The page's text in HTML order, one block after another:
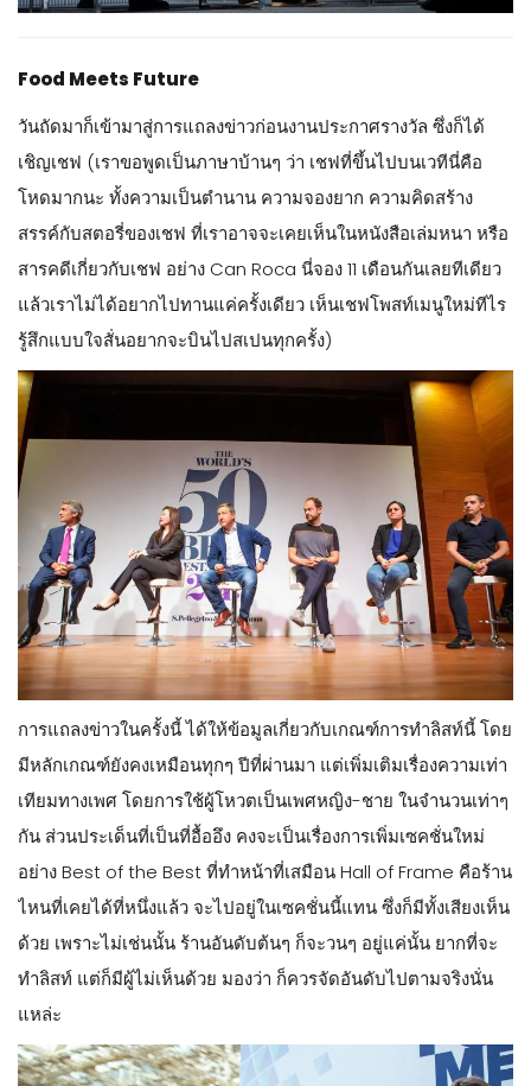
Food Meets Future
วันถัดมาก็เข้ามาสู่การแถลงข่าวก่อนงานประกาศรางวัล ซึ่งก็ได้
เชิญเชฟ (เราขอพูดเป็นภาษาบ้านๆ ว่า เชฟที่ขึ้นไปบนเวทีนี่คือ
โหดมากนะ ทั้งความเป็นตำนาน ความจองยาก ความคิดสร้าง
สรรค์กับสตอรี่ของเชฟ ที่เราอาจจะเคยเห็นในหนังสือเล่มหนา หรือ
สารคดีเกี่ยวกับเชฟ อย่าง Can Roca นี่จอง 11 เดือนกันเลยทีเดียว
แล้วเราไม่ได้อยากไปทานแค่ครั้งเดียว เห็นเชฟโพสท์เมนูใหม่ทีไร
รู้สึกแบบใจสั่นอยากจะบินไปสเปนทุกครั้ง)
การแถลงข่าวในครั้งนี้ ได้ให้ข้อมูลเกี่ยวกับเกณฑ์การทำลิสท์นี้ โดย
มีหลักเกณฑ์ยังคงเหมือนทุกๆ ปีที่ผ่านมา แต่เพิ่มเติมเรื่องความเท่า
เทียมทางเพศ โดยการใช้ผู้โหวตเป็นเพศหญิง-ชาย ในจำนวนเท่าๆ
กัน ส่วนประเด็นที่เป็นที่อื้ออึง คงจะเป็นเรื่องการเพิ่มเซคชั่นใหม่
อย่าง Best of the Best ที่ทำหน้าที่เสมือน Hall of Frame คือร้าน
ไหนที่เคยได้ที่หนึ่งแล้ว จะไปอยู่ในเซคชั่นนี้แทน ซึ่งก็มีทั้งเสียงเห็น
ด้วย เพราะไม่เช่นนั้น ร้านอันดับต้นๆ ก็จะวนๆ อยู่แค่นั้น ยากที่จะ
ทำลิสท์ แต่ก็มีผู้ไม่เห็นด้วย มองว่า ก็ควรจัดอันดับไปตามจริงนั่น
แหล่ะ